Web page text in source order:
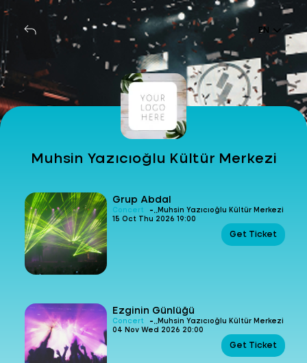
EN
Muhsin Yazıcıoğlu Kültür Merkezi
Grup Abdal
Concert -Muhsin Yazıcıoğlu Kültür Merkezi
15 Oct Thu 2026 19:00
Get Ticket
Ezginin Günlüğü
Concert -Muhsin Yazıcıoğlu Kültür Merkezi
04 Nov Wed 2026 20:00
Get Ticket